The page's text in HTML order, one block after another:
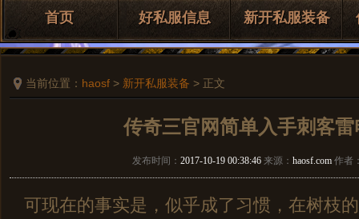
首页 好私服信息 新开私服装备
当前位置： haosf > 新开私服装备 > 正文
传奇三官网简单入手刺客雷
发布时间： 2017-10-19 00:38:46 来源： haosf.com 作者
可现在的事实是，似乎成了习惯，在树枝